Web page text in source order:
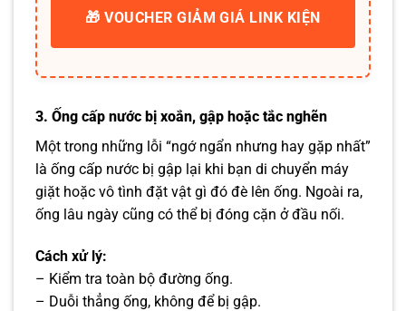
🎁 VOUCHER GIẢM GIÁ LINK KIỆN
3. Ống cấp nước bị xoắn, gập hoặc tắc nghẽn
Một trong những lỗi “ngớ ngẩn nhưng hay gặp nhất”
là ống cấp nước bị gập lại khi bạn di chuyển máy
giặt hoặc vô tình đặt vật gì đó đè lên ống. Ngoài ra,
ống lâu ngày cũng có thể bị đóng cặn ở đầu nối.
Cách xử lý:
– Kiểm tra toàn bộ đường ống.
– Duỗi thẳng ống, không để bị gập.